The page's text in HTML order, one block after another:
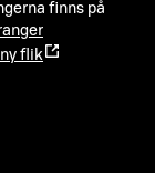
finns på
flik